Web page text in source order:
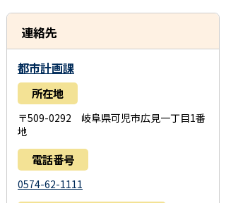
連絡先
都市計画課
所在地
〒509-0292 岐阜県可児市広見一丁目1番
地
電話番号
0574-62-1111